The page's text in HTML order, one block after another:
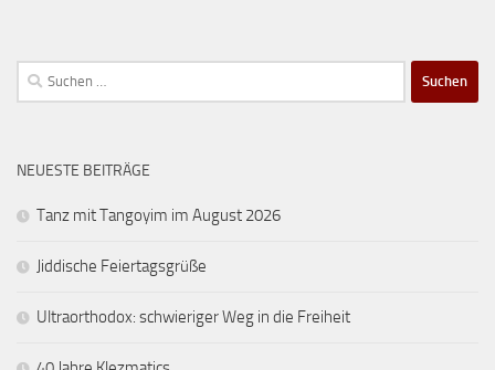
Suchen
nach:
NEUESTE BEITRÄGE
Tanz mit Tangoyim im August 2026
Jiddische Feiertagsgrüße
Ultraorthodox: schwieriger Weg in die Freiheit